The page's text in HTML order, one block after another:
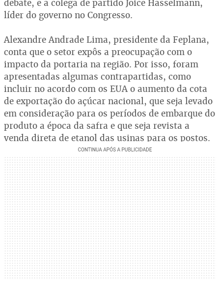
debate, e a colega de partido Joice Hasselmann,
líder do governo no Congresso.
Alexandre Andrade Lima, presidente da Feplana,
conta que o setor expôs a preocupação com o
impacto da portaria na região. Por isso, foram
apresentadas algumas contrapartidas, como
incluir no acordo com os EUA o aumento da cota
de exportação do açúcar nacional, que seja levado
em consideração para os períodos de embarque do
produto a época da safra e que seja revista a
venda direta de etanol das usinas para os postos.